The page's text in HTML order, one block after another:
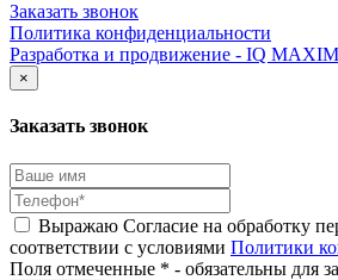
Заказать звонок
Политика конфиденциальности
Разработка и продвижение - IQ
×
Заказать звонок
Выражаю Согласие на обработку
соответствии с условиями Политики
Поля отмеченные * - обязательны для